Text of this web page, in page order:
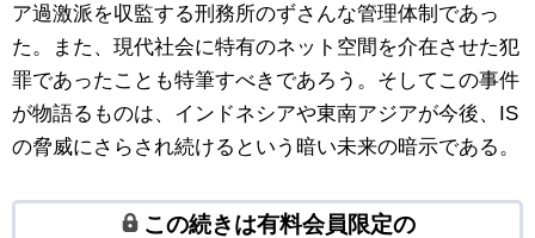
ア過激派を収監する刑務所のずさんな管理体制であっ
た。また、現代社会に特有のネット空間を介在させた犯
罪であったことも特筆すべきであろう。そしてこの事件
が物語るものは、インドネシアや東南アジアが今後、IS
の脅威にさらされ続けるという暗い未来の暗示である。
この続きは有料会員限定の